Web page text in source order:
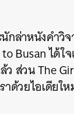
ล่าหนังคำวิ
Busan ได้ใจ
ว ส่วน The
ด้วยไอเดียใ